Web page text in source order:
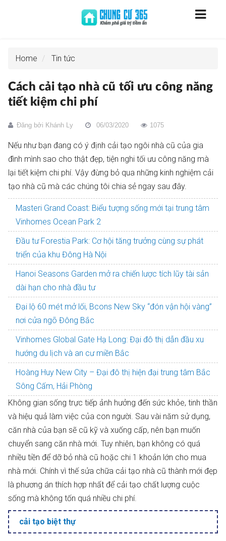
Home Tin tức
Cách cải tạo nhà cũ tối ưu công năng
tiết kiệm chi phí
Đăng bởi Khánh Ly 06/03/2020 1075
Nếu như bạn đang có ý định cải tạo ngôi nhà cũ của gia
đình mình sao cho thật đẹp, tiện nghi tối ưu công năng mà
lại tiết kiệm chi phí. Vậy đừng bỏ qua những kinh nghiệm cải
tạo nhà cũ mà các chúng tôi chia sẻ ngay sau đây.
Masteri Grand Coast: Biểu tượng sống mới tại trung tâm
Vinhomes Ocean Park 2
Đầu tư Forestia Park: Cơ hội tăng trưởng cùng sự phát
triển của khu Đông Hà Nội
Hanoi Seasons Garden mở ra chiến lược tích lũy tài sản
dài hạn cho nhà đầu tư
Đại lộ 60 mét mở lối, Bcons New Sky “đón vận hội vàng”
nơi cửa ngõ Đông Bắc
Vinhomes Global Gate Hạ Long: Đại đô thị dẫn đầu xu
hướng du lịch và an cư miền Bắc
Hoàng Huy New City – Đại đô thị hiện đại trung tâm Bắc
Sông Cấm, Hải Phòng
Không gian sống trực tiếp ảnh hưởng đến sức khỏe, tinh thần
và hiệu quả làm việc của con người. Sau vài năm sử dụng,
căn nhà của bạn sẽ cũ kỹ và xuống cấp, nên bạn muốn
chuyển sang căn nhà mới. Tuy nhiên, bạn không có quá
nhiều tiền để dỡ bỏ nhà cũ hoặc chi 1 khoản lớn cho mua
nhà mới. Chính vì thế sửa chữa cải tạo nhà cũ thành mới đẹp
là phương án thích hợp nhất để cải tạo chất lượng cuộc
sống mà không tốn quá nhiều chi phí.
cải tạo biệt thự